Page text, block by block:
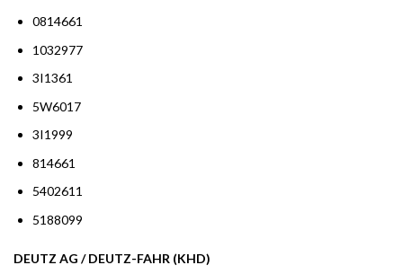
0814661
1032977
3I1361
5W6017
3I1999
814661
5402611
5188099
DEUTZ AG / DEUTZ-FAHR (KHD)